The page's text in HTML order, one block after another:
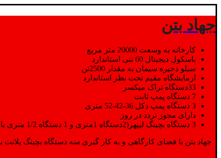
جهاد بتن
کارخانه به وسعت 20000 متر مربع
باسکول دیجیتال 60 تنی استاندارد
سیلو ذخیره سیمان به مقدار 2500تن
ازمایشگاه مقیم تحت نظر استاندارد
33دستگاه تراک میکسر
7 دستگاه پمپ ثابت
3 دستگاه پمپ دکل 36-42-52 متری
دارای مجوز تردد در روز
3 دستگاه بچینگ لیپهر(2دستگاه 1متری و 1 دستگاه 1/2 متری با توان تولید 150 متر مکعب در ساعت)
جهاد بتن با فضای کارگاهی و به کار گیری سه دستگاه بچینگ پلانت با ظرفیت 2500 تن در کنار پرسنل متخصص و پر تلاش واحدهای تولید و ازمایشگاه,بتن با کیفیت را برای واحد